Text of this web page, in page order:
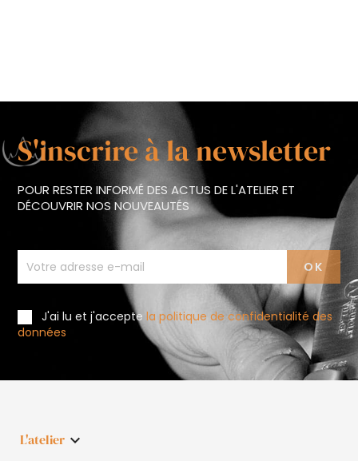
S'inscrire à la newsletter
POUR RESTER INFORMÉ DES ACTUS DE L'ATELIER ET
DÉCOUVRIR NOS NOUVEAUTÉS
J'ai lu et j'acceptela politique de confidentialité des
données
L'atelier 